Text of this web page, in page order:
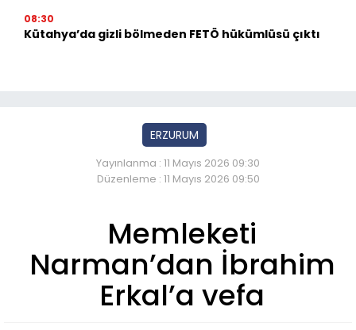
08:30
Kütahya’da gizli bölmeden FETÖ hükümlüsü çıktı
ERZURUM
Yayınlanma : 11 Mayıs 2026 09:30
Düzenleme : 11 Mayıs 2026 09:50
Memleketi
Narman’dan İbrahim
Erkal’a vefa